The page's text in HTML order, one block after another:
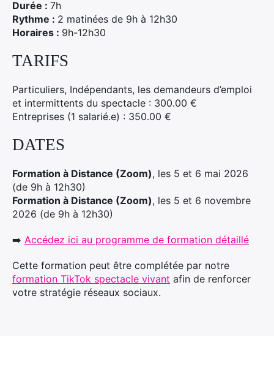
Durée : 7h
Rythme : 2 matinées de 9h à 12h30
Horaires : 9h-12h30
TARIFS
Particuliers, Indépendants, les demandeurs d’emploi
et intermittents du spectacle : 300.00 €
Entreprises (1 salarié.e) : 350.00 €
DATES
Formation à Distance (Zoom), les 5 et 6 mai 2026
(de 9h à 12h30)
Formation à Distance (Zoom), les 5 et 6 novembre
2026 (de 9h à 12h30)
➡️ Accédez ici au programme de formation détaillé
Cette formation peut être complétée par notre
formation TikTok spectacle vivant afin de renforcer
votre stratégie réseaux sociaux.